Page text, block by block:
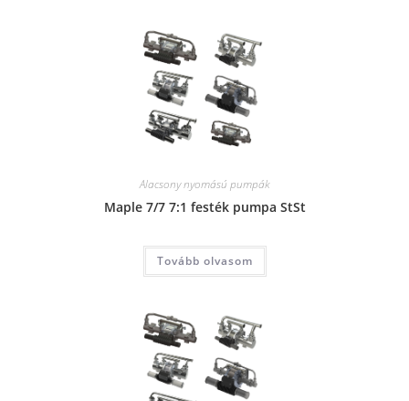
Alacsony nyomású pumpák
Maple 7/7 7:1 festék pumpa StSt
Tovább olvasom